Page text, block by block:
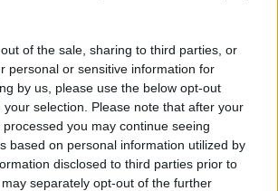
of the sale, sharing to third parties, or
personal or sensitive information for
by us, please use the below opt-out
selection. Please note that after your
you may continue seeing
based on personal information utilized by
disclosed to third parties prior to
separately opt-out of the further
το 2023, τόσο για τον Όμιλο
τις περσινές οικονομικές
μεταξύ άλλων στη
EBITDA στα 1,383 δισ. ευρώ,
και της καθαρής
806 εκατ. Επισήμανε ότι οι
υστερούν μεν έναντι